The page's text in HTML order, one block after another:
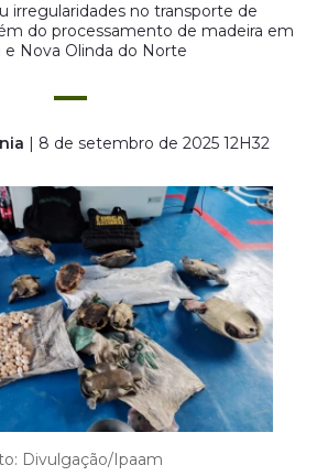
irregularidades no transporte de
do processamento de madeira em
e Nova Olinda do Norte
| 8 de setembro de 2025 12H32
Divulgação/Ipaam